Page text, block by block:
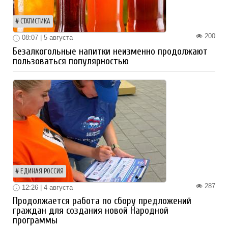
СТАТИСТИКА
200
08:07 | 5 августа
Безалкогольные напитки неизменно продолжают
пользоваться популярностью
ЕДИНАЯ РОССИЯ
287
12:26 | 4 августа
Продолжается работа по сбору предложений
граждан для создания новой Народной
программы